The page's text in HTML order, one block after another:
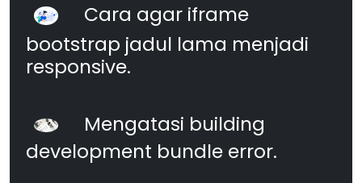
Cara agar iframe
bootstrap jadul lama menjadi
responsive.
Mengatasi building
development bundle error.